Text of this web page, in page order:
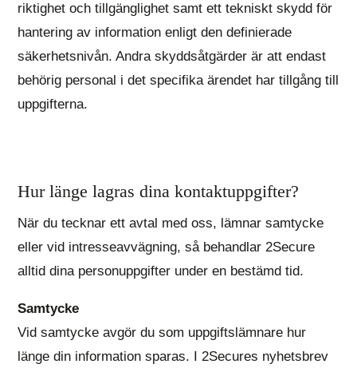
riktighet och tillgänglighet samt ett tekniskt skydd för
hantering av information enligt den definierade
säkerhetsnivån. Andra skyddsåtgärder är att endast
behörig personal i det specifika ärendet har tillgång till
uppgifterna.
Hur länge lagras dina kontaktuppgifter?
När du tecknar ett avtal med oss, lämnar samtycke
eller vid intresseavvägning, så behandlar 2Secure
alltid dina personuppgifter under en bestämd tid.
Samtycke
Vid samtycke avgör du som uppgiftslämnare hur
länge din information sparas. I 2Secures nyhetsbrev